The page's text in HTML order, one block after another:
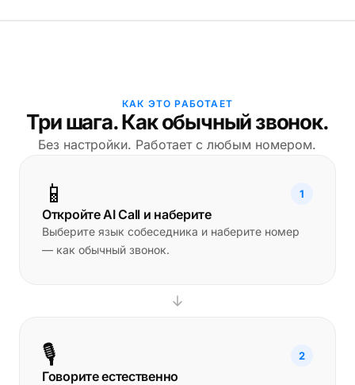
КАК ЭТО РАБОТАЕТ
Три шага. Как обычный звонок.
Без настройки. Работает с любым номером.
📱 1
Откройте AI Call и наберите
Выберите язык собеседника и наберите номер
— как обычный звонок.
🎙️ 2
Говорите естественно